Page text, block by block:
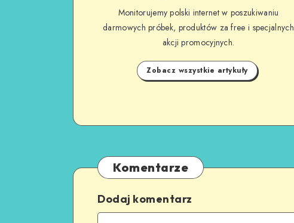
Monitorujemy polski internet w poszukiwaniu
darmowych próbek, produktów za free i specjalnych
akcji promocyjnych.
Zobacz wszystkie artykuły
Komentarze
Dodaj komentarz